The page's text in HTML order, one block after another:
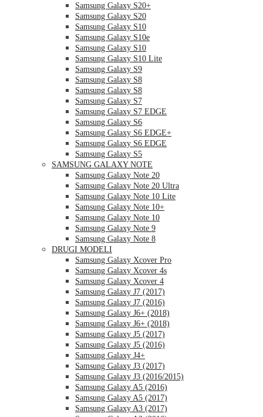
Samsung Galaxy S20+
Samsung Galaxy S20
Samsung Galaxy S10
Samsung Galaxy S10e
Samsung Galaxy S10
Samsung Galaxy S10 Lite
Samsung Galaxy S9
Samsung Galaxy S8
Samsung Galaxy S8
Samsung Galaxy S7
Samsung Galaxy S7 EDGE
Samsung Galaxy S6
Samsung Galaxy S6 EDGE+
Samsung Galaxy S6 EDGE
Samsung Galaxy S5
SAMSUNG GALAXY NOTE
Samsung Galaxy Note 20
Samsung Galaxy Note 20 Ultra
Samsung Galaxy Note 10 Lite
Samsung Galaxy Note 10+
Samsung Galaxy Note 10
Samsung Galaxy Note 9
Samsung Galaxy Note 8
DRUGI MODELI
Samsung Galaxy Xcover Pro
Samsung Galaxy Xcover 4s
Samsung Galaxy Xcover 4
Samsung Galaxy J7 (2017)
Samsung Galaxy J7 (2016)
Samsung Galaxy J6+ (2018)
Samsung Galaxy J6+ (2018)
Samsung Galaxy J5 (2017)
Samsung Galaxy J5 (2016)
Samsung Galaxy J4+
Samsung Galaxy J3 (2017)
Samsung Galaxy J3 (2016/2015)
Samsung Galaxy A5 (2016)
Samsung Galaxy A5 (2017)
Samsung Galaxy A3 (2017)